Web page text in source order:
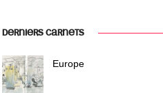
DERNIERS CARNETS
Europe